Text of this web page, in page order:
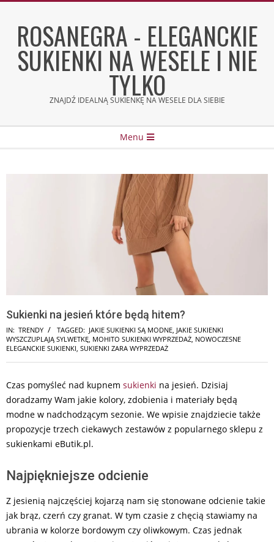
contentROSANEGRA - ELEGANCKIE
SUKIENKI NA WESELE I NIE
TYLKO
ZNAJDŹ IDEALNĄ SUKIENKĘ NA WESELE DLA SIEBIE
Menu
Sukienki na jesień które będą hitem?
IN: TRENDY TAGGED: JAKIE SUKIENKI SĄ MODNE JAKIE SUKIENKI
WYSZCZUPLAJĄ SYLWETKĘ MOHITO SUKIENKI WYPRZEDAŻ NOWOCZESNE
ELEGANCKIE SUKIENKI SUKIENKI ZARA WYPRZEDAŻ
Czas pomyśleć nad kupnem sukienki na jesień. Dzisiaj
doradzamy Wam jakie kolory, zdobienia i materiały będą
modne w nadchodzącym sezonie. We wpisie znajdziecie także
propozycje trzech ciekawych zestawów z popularnego sklepu z
sukienkami eButik.pl.
Najpiękniejsze odcienie
Z jesienią najczęściej kojarzą nam się stonowane odcienie takie
jak brąz, czerń czy granat. W tym czasie z chęcią stawiamy na
ubrania w kolorze bordowym czy oliwkowym. Czas jednak